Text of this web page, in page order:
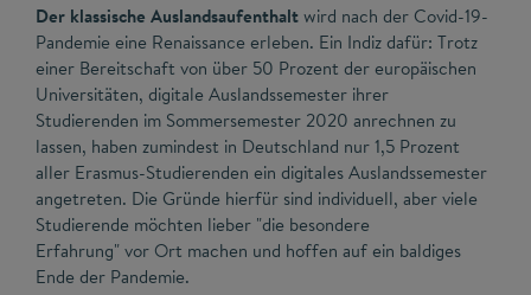
Der klassische Auslandsaufenthaltwird nach der Covid-19-
Pandemie eine Renaissance erleben. Ein Indiz dafür: Trotz
einer Bereitschaft von über 50 Prozent der europäischen
Universitäten, digitale Auslandssemester ihrer
Studierenden im Sommersemester 2020 anrechnen zu
lassen, haben zumindest in Deutschland nur 1,5 Prozent
aller Erasmus-Studierenden ein digitales Auslandssemester
angetreten. Die Gründe hierfür sind individuell, aber viele
Studierende möchten lieber "die besondere
Erfahrung" vor Ort machen und hoffen auf ein baldiges
Ende der Pandemie.